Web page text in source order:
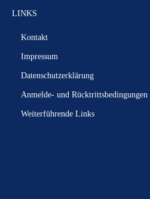
LINKS
Kontakt
Impressum
Datenschutzerklärung
Anmelde- und Rücktrittsbedingungen
Weiterführende Links